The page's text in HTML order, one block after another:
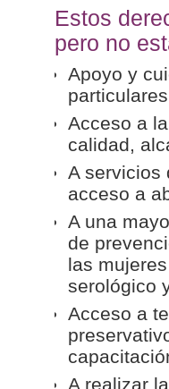
Estos
pero no
Apoyo y
Acceso a
calidad,
A servicios
acceso a
A una
de
las
serológico
Acceso a
A realizar